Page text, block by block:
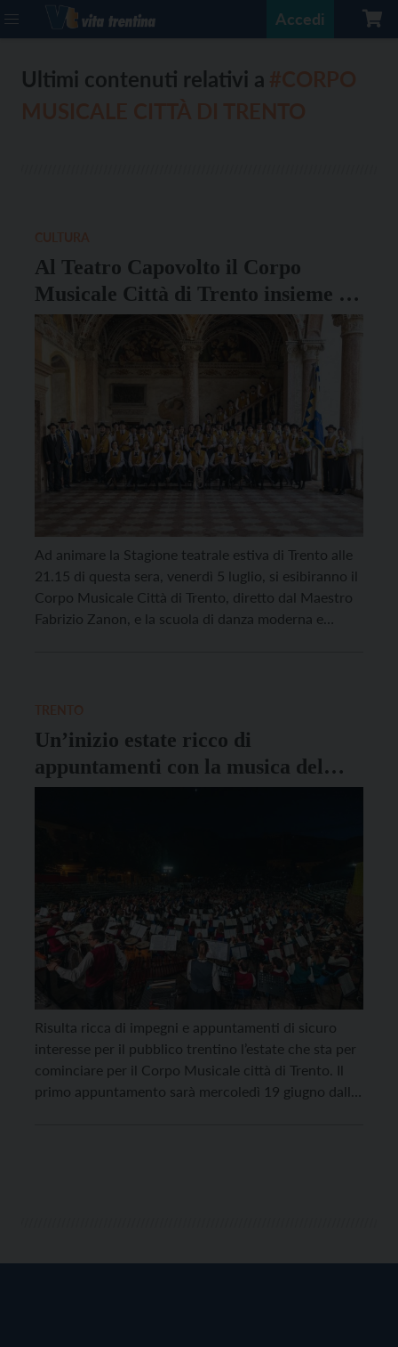
Accedi
Ultimi contenuti relativi a
Al Teatro Capovolto il Corpo
Musicale Città di Trento insieme a
D.LAB
Ad animare la Stagione teatrale estiva di Trento alle
21.15 di questa sera, venerdì 5 luglio, si esibiranno il
Corpo Musicale Città di Trento, diretto dal Maestro
Fabrizio Zanon, e la scuola di danza moderna e
Un’inizio estate ricco di
appuntamenti con la musica del
Corpo Musicale città di Trento
Risulta ricca di impegni e appuntamenti di sicuro
interesse per il pubblico trentino l’estate che sta per
cominciare per il Corpo Musicale città di Trento. Il
primo appuntamento sarà mercoledì 19 giugno dalle